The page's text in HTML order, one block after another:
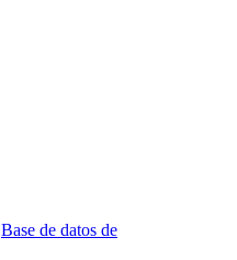
Base de datos de